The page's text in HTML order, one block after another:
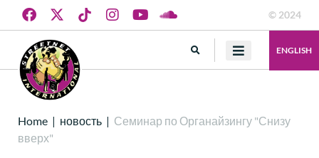
© 2024
ENGLISH
Home | новость | Семинар по Органайзингу "Снизу
вверх"